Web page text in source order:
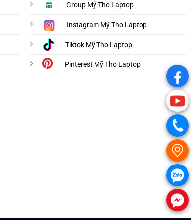
Group Mỹ Tho Laptop
Instagram Mỹ Tho Laptop
Tiktok Mỹ Tho Laptop
Pinterest Mỹ Tho Laptop
.
.
.
.
.
.